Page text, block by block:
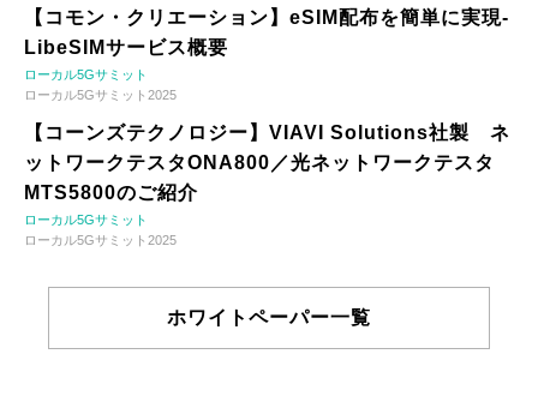
【コモン・クリエーション】eSIM配布を簡単に実現-
LibeSIMサービス概要
ローカル5Gサミット
ローカル5Gサミット2025
【コーンズテクノロジー】VIAVI Solutions社製 ネ
ットワークテスタONA800／光ネットワークテスタ
MTS5800のご紹介
ローカル5Gサミット
ローカル5Gサミット2025
ホワイトペーパー一覧